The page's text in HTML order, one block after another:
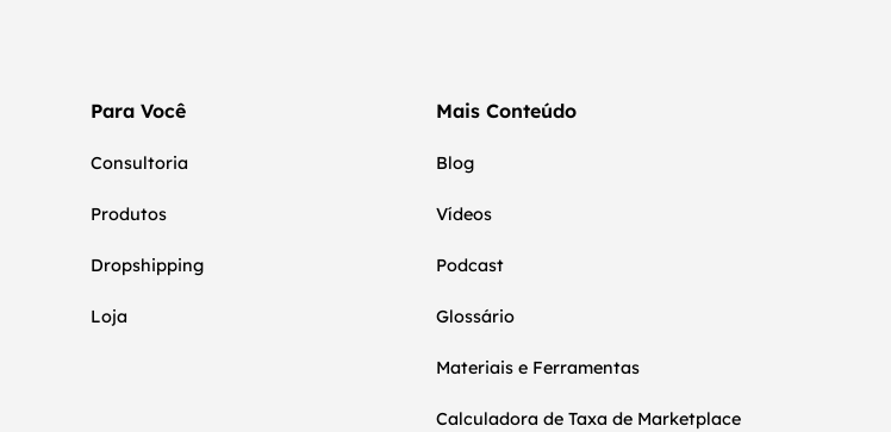
Para Você
Consultoria
Produtos
Dropshipping
Loja
Mais Conteúdo
Blog
Vídeos
Podcast
Glossário
Materiais e Ferramentas
Calculadora de Taxa de Marketplace